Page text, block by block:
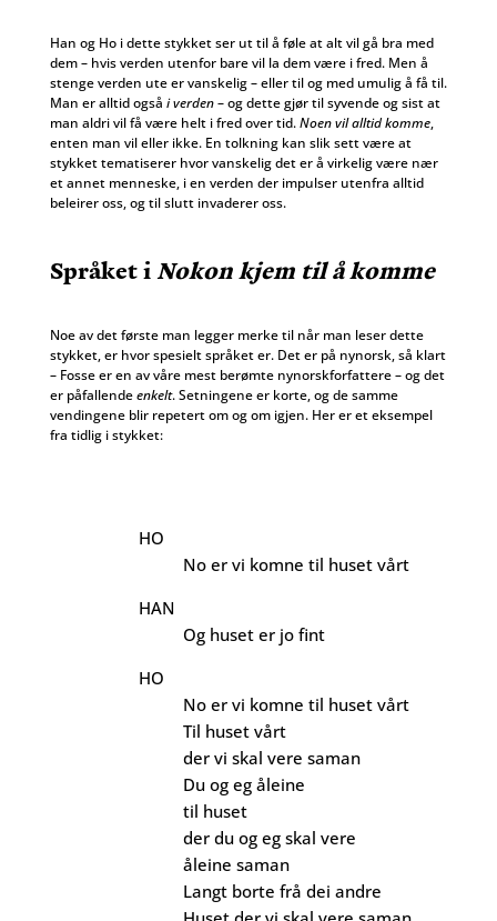
Han og Ho i dette stykket ser ut til å føle at alt vil gå bra med
dem – hvis verden utenfor bare vil la dem være i fred. Men å
stenge verden ute er vanskelig – eller til og med umulig å få til.
Man er alltid også i verden– og dette gjør til syvende og sist at
man aldri vil få være helt i fred over tid.Noen vil alltid komme,
enten man vil eller ikke. En tolkning kan slik sett være at
stykket tematiserer hvor vanskelig det er å virkelig være nær
et annet menneske, i en verden der impulser utenfra alltid
beleirer oss, og til slutt invaderer oss.
Språket i Nokon kjem til å komme
Noe av det første man legger merke til når man leser dette
stykket, er hvor spesielt språket er. Det er på nynorsk, så klart
– Fosse er en av våre mest berømte nynorskforfattere – og det
er påfallendeenkelt. Setningene er korte, og de samme
vendingene blir repetert om og om igjen. Her er et eksempel
fra tidlig i stykket:
HO
No er vi komne til huset vårt
HAN
Og huset er jo fint
HO
No er vi komne til huset vårt
Til huset vårt
der vi skal vere saman
Du og eg åleine
til huset
der du og eg skal vere
åleine saman
Langt borte frå dei andre